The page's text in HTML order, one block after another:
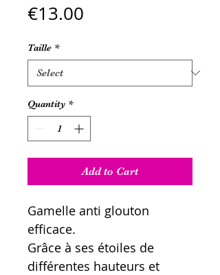
€13.00
Taille *
Quantity *
Add to Cart
Gamelle anti glouton
efficace.
Grâce à ses étoiles de
différentes hauteurs et